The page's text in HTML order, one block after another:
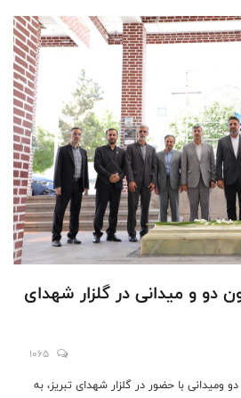
دو و میدانی در گلزار شهدای
1065
با حضور در گلزار شهدای تبریز، به